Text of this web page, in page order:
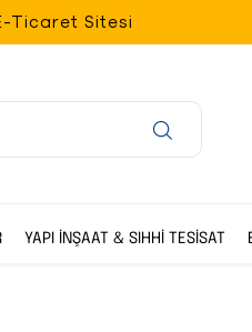
Ticaret Sitesi
YAPI İNŞAAT & SIHHİ TESİSAT